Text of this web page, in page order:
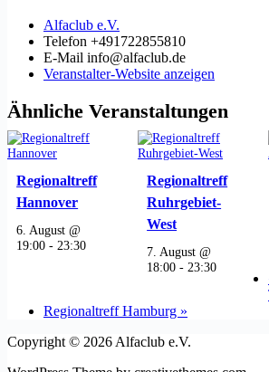
Alfaclub e.V.
Telefon +491722855810
E-Mail info@alfaclub.de
Veranstalter-Website anzeigen
Ähnliche Veranstaltungen
Regionaltreff
Hannover
6. August @
19:00 -23:30
Regionaltreff
Ruhrgebiet-
West
7. August @
18:00 -23:30
Regionaltreff Hamburg »
Copyright © 2026 Alfaclub e.V.